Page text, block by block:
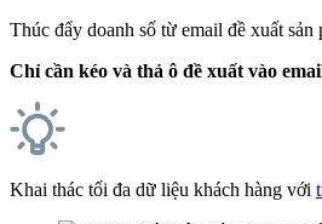
Thúc đẩy doanh số từ email đề xuất
Chỉ cần kéo và thả ô đề xuất vào
Khai thác tối đa dữ liệu khách hàng với